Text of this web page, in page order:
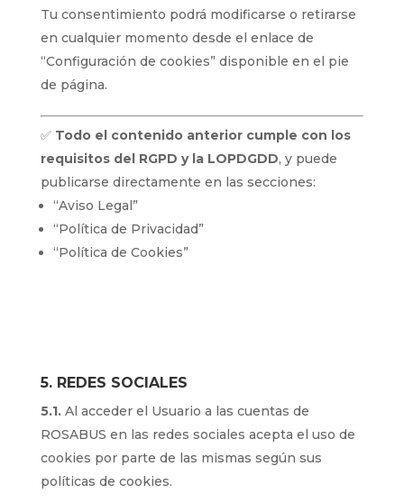
Tu consentimiento podrá modificarse o retirarse
en cualquier momento desde el enlace de
“Configuración de cookies” disponible en el pie
de página.
✅ Todo el contenido anterior cumple con los
requisitos del RGPD y la LOPDGDD, y puede
publicarse directamente en las secciones:
“Aviso Legal”
“Política de Privacidad”
“Política de Cookies”
5. REDES SOCIALES
5.1.Al acceder el Usuario a las cuentas de
ROSABUS en las redes sociales acepta el uso de
cookies por parte de las mismas según sus
políticas de cookies.